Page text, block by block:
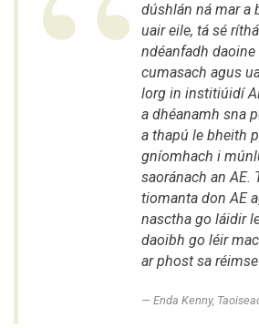
dúshlán ná mar a
uair eile, tá sé
ndéanfadh daoine
cumasach agus
lorg in institiúidí
a dhéanamh sna
a thapú le bheith
gníomhach i
saoránach an AE.
tiomanta don AE
nasctha go láidir
daoibh go léir
ar phost sa
Enda Kenny,